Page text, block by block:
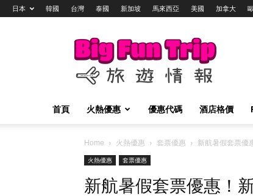
日本 韓國 台灣 泰國 新加坡 馬來西亞 美國 加拿大
Big
Trip
旅
情
報
首頁 火熱優惠 優惠代碼 酒店格價
Home 火熱優惠 套票優惠
新航暑假套票優
火熱優惠
套票優惠
新航暑假套票優惠！